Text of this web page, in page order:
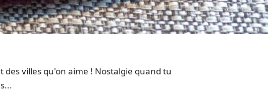
des villes qu'on aime ! Nostalgie quand tu